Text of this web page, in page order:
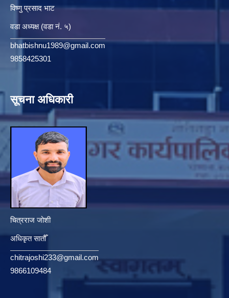
विष्णु प्रसाद भाट
वडा अध्यक्ष (वडा नं. ५)
bhatbishnu1989@gmail.com
9858425301
सूचना अधिकारी
चित्रराज जोशी
अधिकृत सातौँ
chitrajoshi233@gmail.com
9866109484